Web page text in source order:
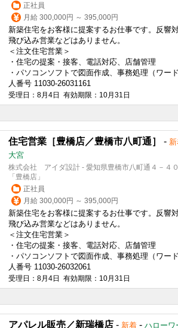
正社員
月給 300,000円 ～ 395,000円
新築住宅をお客様に提案するお仕事です。反響
飛び込み営業などはありません。
＜注文住宅営業＞
・住宅の提案・ 接客 、電話対応、店舗管理
・パソコンソフトで図面作成、事務処理（ワー
人番号 11030-26031161
受理日：8月4日 有効期限：10月31日
住宅営業［豊橋店／豊橋市八町通］ -
大宮
株式会社 アイダ設計 - 愛知県豊橋市八町通４－４０
「豊橋店」
正社員
月給 300,000円 ～ 395,000円
新築住宅をお客様に提案するお仕事です。反響
飛び込み営業などはありません。
＜注文住宅営業＞
・住宅の提案・ 接客 、電話対応、店舗管理
・パソコンソフトで図面作成、事務処理（ワー
人番号 11030-26032061
受理日：8月4日 有効期限：10月31日
アパレル販売／新瑞橋店 - 新着 - ハローワ